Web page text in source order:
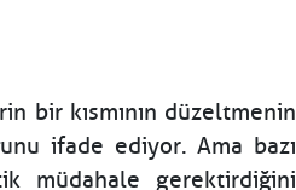
bir kısmının düzeltmenin
ifade ediyor. Ama bazı
müdahale gerektirdiğini